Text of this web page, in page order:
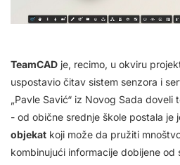
TeamCAD je, recimo, u okviru
uspostavio čitav sistem senzora i
„Pavle Savić“ iz Novog Sada doveli
- od obične srednje škole postala je
objekat koji može da pružiti
kombinujući informacije dobijene od